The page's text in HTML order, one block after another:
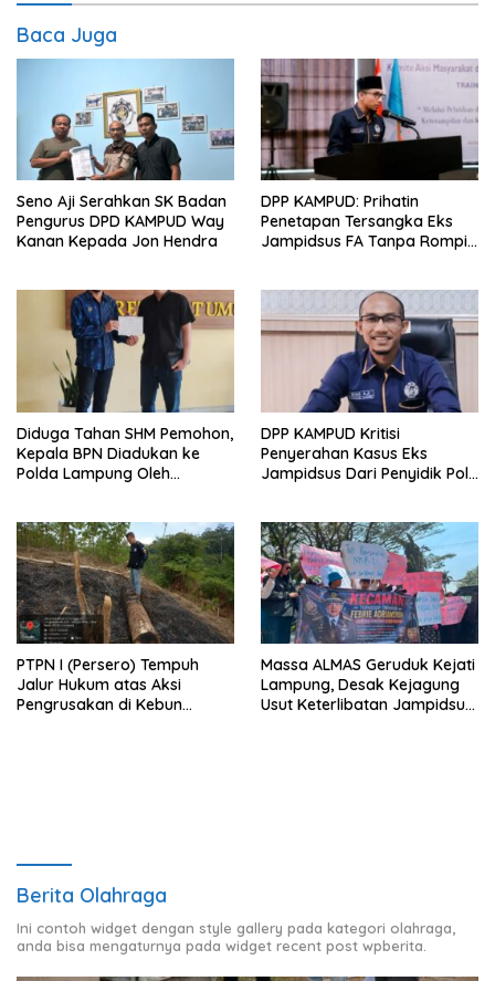
Baca Juga
Seno Aji Serahkan SK Badan
Pengurus DPD KAMPUD Way
Kanan Kepada Jon Hendra
DPP KAMPUD: Prihatin
Penetapan Tersangka Eks
Jampidsus FA Tanpa Rompi
Diduga Tahan SHM Pemohon,
Kepala BPN Diadukan ke
Polda Lampung Oleh
DPP KAMPUD Kritisi
Penyerahan Kasus Eks
Jampidsus Dari Penyidik Polri
PTPN I (Persero) Tempuh
Jalur Hukum atas Aksi
Pengrusakan di Kebun
Massa ALMAS Geruduk Kejati
Lampung, Desak Kejagung
Usut Keterlibatan Jampidsus
Berita Olahraga
Ini contoh widget dengan style gallery pada kategori olahraga,
anda bisa mengaturnya pada widget recent post wpberita.